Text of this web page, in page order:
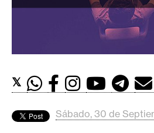
o
𝕏
Sábado, 30 de